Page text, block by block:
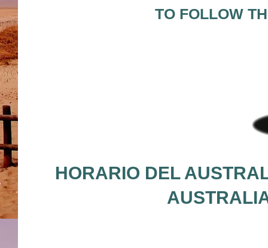
TO FOLLOW
HORARIO DEL